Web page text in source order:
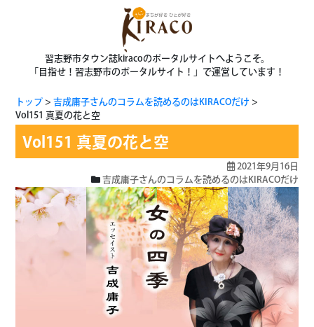
習志野市タウン誌kiracoのポータルサイトへようこそ。
「目指せ！習志野市のポータルサイト！」で運営しています！
トップ
吉成庸子さんのコラムを読めるのはKIRACOだけ
Vol151 真夏の花と空
Vol151 真夏の花と空
2021年9月16日
吉成庸子さんのコラムを読めるのはKIRACOだけ